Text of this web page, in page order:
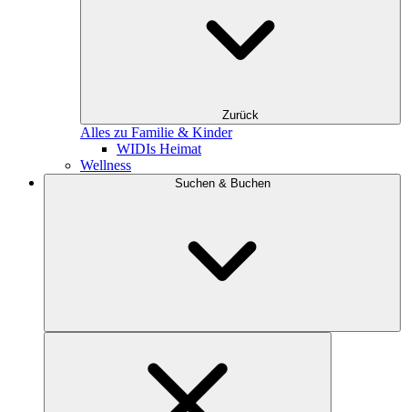
Zurück
Alles zu Familie & Kinder
WIDIs Heimat
Wellness
Suchen & Buchen